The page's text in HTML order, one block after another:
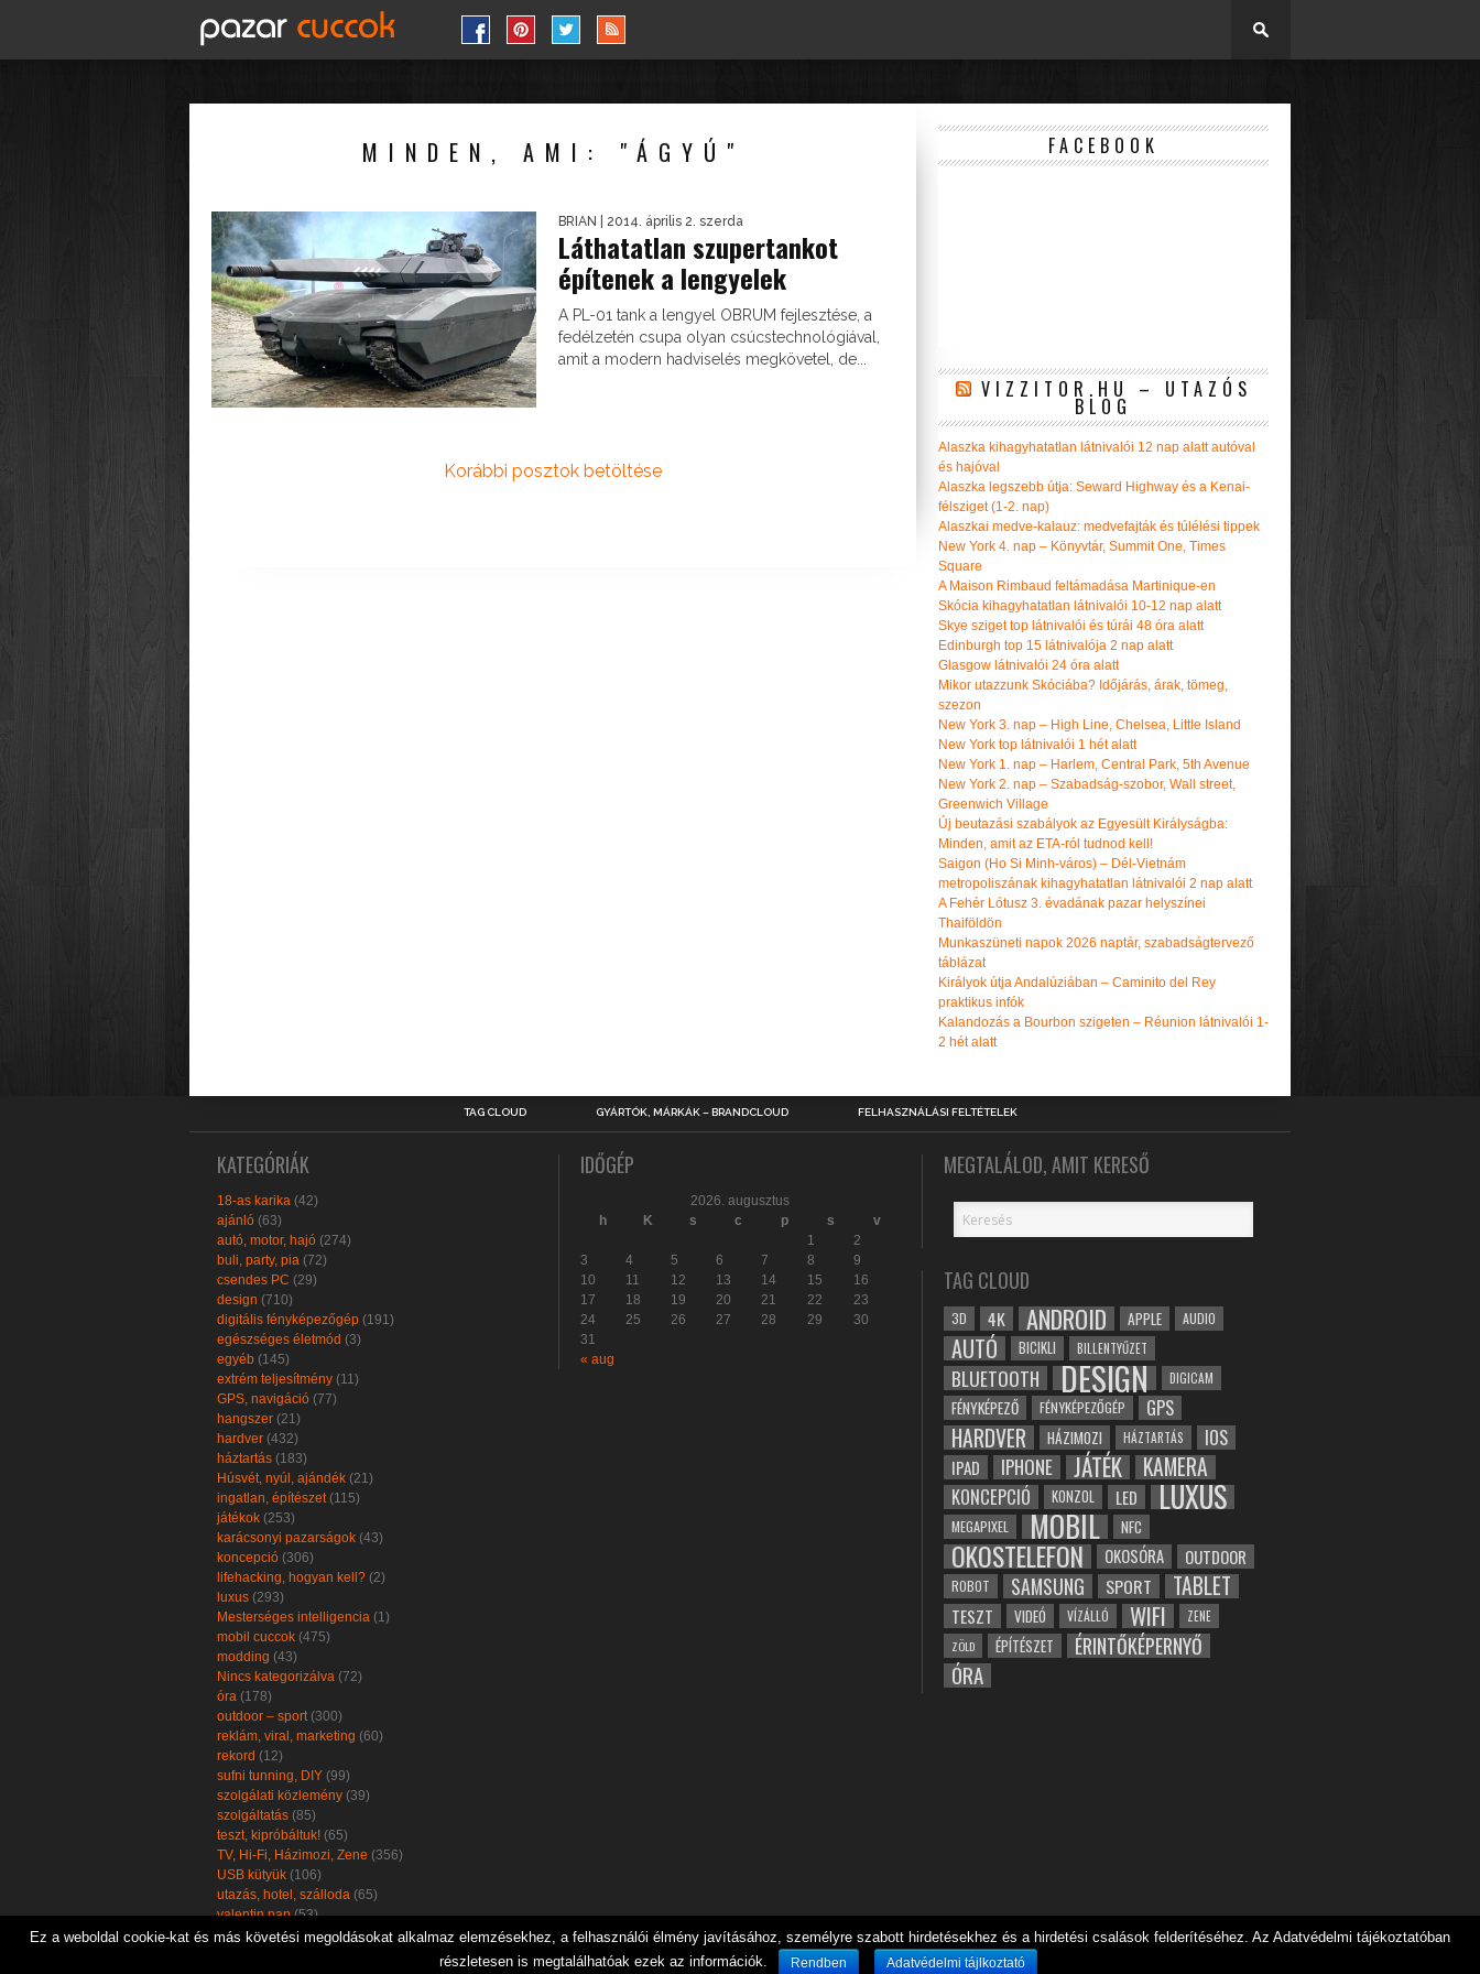
MINDEN, AMI: "ÁGYÚ"
BRIAN | 2014. április 2. szerda
Láthatatlan szupertankot
építenek a lengyelek
A PL-01 tank a lengyel OBRUM fejlesztése, a
fedélzetén csupa olyan csúcstechnológiával,
amit a modern hadviselés megkövetel, de...
Korábbi posztok betöltése
FACEBOOK
VIZZITOR.HU – UTAZÓS
BLOG
Alaszka kihagyhatatlan látnivalói 12 nap alatt autóval
és hajóval
Alaszka legszebb útja: Seward Highway és a Kenai-
félsziget (1-2. nap)
Alaszkai medve-kalauz: medvefajták és túlélési tippek
New York 4. nap – Könyvtár, Summit One, Times
Square
A Maison Rimbaud feltámadása Martinique-en
Skócia kihagyhatatlan látnivalói 10-12 nap alatt
Skye sziget top látnivalói és túrái 48 óra alatt
Edinburgh top 15 látnivalója 2 nap alatt
Glasgow látnivalói 24 óra alatt
Mikor utazzunk Skóciába? Időjárás, árak, tömeg,
szezon
New York 3. nap – High Line, Chelsea, Little Island
New York top látnivalói 1 hét alatt
New York 1. nap – Harlem, Central Park, 5th Avenue
New York 2. nap – Szabadság-szobor, Wall street,
Greenwich Village
Új beutazási szabályok az Egyesült Királyságba:
Minden, amit az ETA-ról tudnod kell!
Saigon (Ho Si Minh-város) – Dél-Vietnám
metropoliszának kihagyhatatlan látnivalói 2 nap alatt
A Fehér Lótusz 3. évadának pazar helyszínei
Thaiföldön
Munkaszüneti napok 2026 naptár, szabadságtervező
táblázat
Királyok útja Andalúziában – Caminito del Rey
praktikus infók
Kalandozás a Bourbon szigeten – Réunion látnivalói 1-
2 hét alatt
TAG CLOUD GYÁRTÓK, MÁRKÁK – BRANDCLOUD FELHASZNÁLÁSI FELTÉTELEK
KATEGÓRIÁK
18-as karika (42)
ajánló (63)
autó, motor, hajó (274)
buli, party, pia (72)
csendes PC (29)
design (710)
digitális fényképezőgép (191)
egészséges életmód (3)
egyéb (145)
extrém teljesítmény (11)
GPS, navigáció (77)
hangszer (21)
hardver (432)
háztartás (183)
Húsvét, nyúl, ajándék (21)
ingatlan, építészet(115)
játékok (253)
karácsonyi pazarságok (43)
koncepció (306)
lifehacking, hogyan kell? (2)
luxus (293)
Mesterséges intelligencia (1)
mobil cuccok (475)
modding (43)
Nincs kategorizálva (72)
óra (178)
outdoor – sport(300)
reklám, viral, marketing (60)
rekord (12)
sufni tunning, DIY (99)
szolgálati közlemény (39)
szolgáltatás (85)
teszt, kipróbáltuk! (65)
TV, Hi-Fi, Házimozi, Zene (356)
USB kütyük (106)
utazás, hotel, szálloda (65)
valentin nap(53)
zöld, öko, környezetbarát(102)
IDŐGÉP
2026. augusztus
h
K s c p s
v
1
2
3
4 5 6 7 8
9
10
11 12 13 14 15
16
17
18 19 20 21 22
23
24
25 26 27 28 29
30
31
« aug
MEGTALÁLOD, AMIT KERESŐ
TAG CLOUD
3D 4K ANDROID APPLE AUDIO
AUTÓ BICIKLI BILLENTYŰZET
BLUETOOTH DESIGN DIGICAM
FÉNYKÉPEZŐ FÉNYKÉPEZŐGÉP GPS
HARDVER HÁZIMOZI HÁZTARTÁS IOS
IPAD IPHONE JÁTÉK KAMERA
KONCEPCIÓ KONZOL LED LUXUS
MEGAPIXEL MOBIL NFC
OKOSTELEFON OKOSÓRA OUTDOOR
ROBOT SAMSUNG SPORT TABLET
TESZT VIDEÓ VÍZÁLLÓ WIFI
ZENE
ZÖLD
ÉPÍTÉSZET ÉRINTŐKÉPERNYŐ
ÓRA
Ez a weboldal cookie-kat és más követési megoldásokat alkalmaz elemzésekhez, a felhasználói élmény javításához, személyre szabott hirdetésekhez és a hirdetési csalások felderítéséhez. Az Adatvédelmi tájékoztatóban
részletesen is megtalálhatóak ezek az információk.
Rendben Adatvédelmi tájlkoztató